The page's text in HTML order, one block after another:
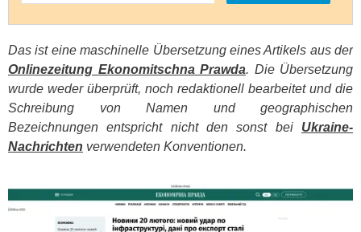
Das ist eine maschinelle Übersetzung eines Artikels aus der
Onlinezeitung Ekonomitschna Prawda. Die Übersetzung
wurde weder überprüft, noch redaktionell bearbeitet und die
Schreibung von Namen und geographischen
Bezeichnungen entspricht nicht den sonst bei Ukraine-
Nachrichten verwendeten Konventionen.